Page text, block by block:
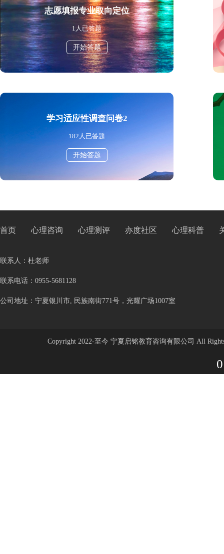
志愿填报专业取向定位
1 人已答题
开始答题
学习适应性调查问卷2
182 人已答题
开始答题
首页 心理咨询 心理测评 亦度社区 心理科普
联系人：杜老师
联系电话：0955-5681128
公司地址：宁夏银川市, 民族南街771号，光耀广场1007室
Copyright 2022-至今 宁夏启铭教育咨询有限公司 All